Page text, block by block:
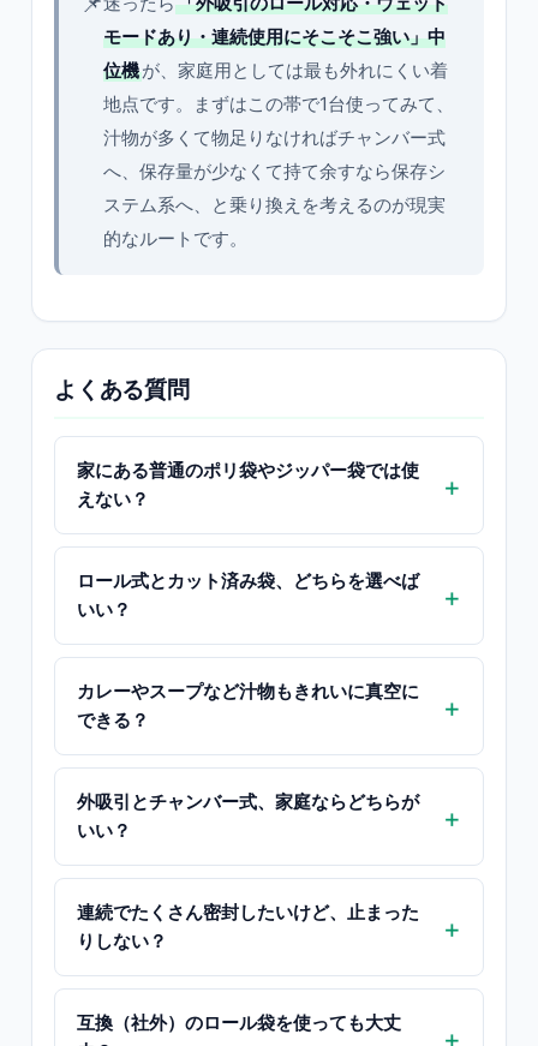
モードあり・連続使用にそこそこ強い」中
位機が、家庭用としては最も外れにくい着
地点です。まずはこの帯で1台使ってみて、
汁物が多くて物足りなければチャンバー式
へ、保存量が少なくて持て余すなら保存シ
ステム系へ、と乗り換えを考えるのが現実
的なルートです。
よくある質問
家にある普通のポリ袋やジッパー袋では使
えない？
ロール式とカット済み袋、どちらを選べば
いい？
カレーやスープなど汁物もきれいに真空に
できる？
外吸引とチャンバー式、家庭ならどちらが
いい？
連続でたくさん密封したいけど、止まった
りしない？
互換（社外）のロール袋を使っても大丈